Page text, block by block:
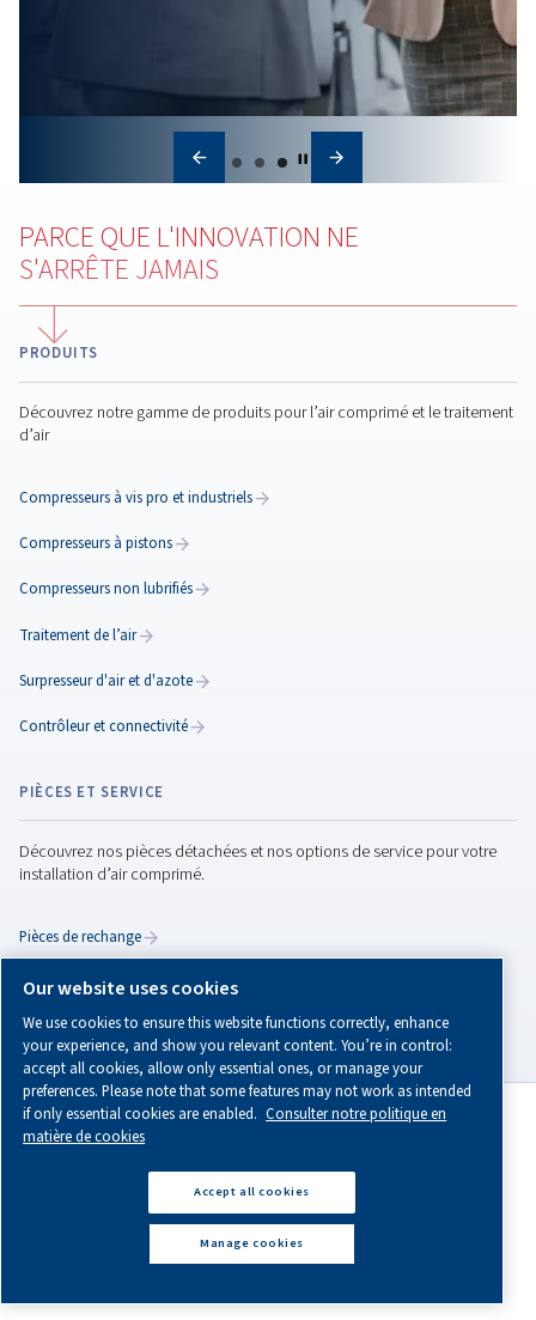
Entretien du compresseur
d'air
L'entretien régulier de votre compresseur d'air
l'efficacité, réduit les coûts, empêche les pannes et
garantit une qualité d'air constante pour vos
Installation de votre
compresseur d'air
Une installation correcte garantit efficacité et
Apprenez-en plus sur l'emplacement, les
plomberie et la sécurité pour des performances